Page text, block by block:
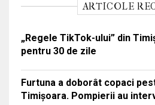
ARTICOLE
„Regele TikTok-ului” din
pentru 30 de zile
Furtuna a doborât copaci
Timișoara. Pompierii au